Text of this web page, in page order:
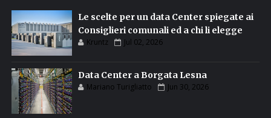
Le scelte per un data Center spiegate ai
Consiglieri comunali ed a chi li elegge
Kruntz Jul 02, 2026
Data Center a Borgata Lesna
Mariano Turigliatto Jun 30, 2026